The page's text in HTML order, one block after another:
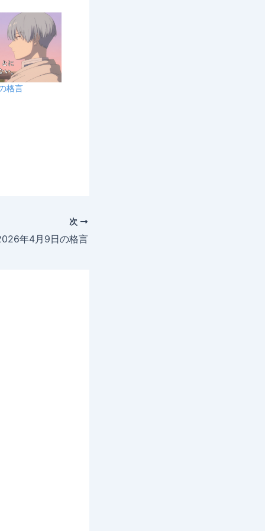
格言
次
年4月9日の格言